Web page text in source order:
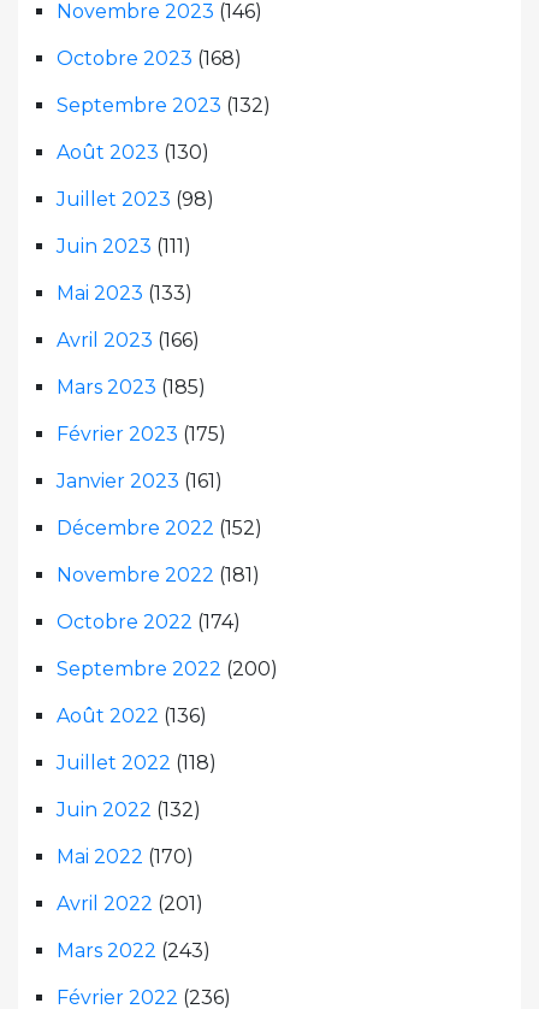
Novembre 2023 (146)
Octobre 2023 (168)
Septembre 2023 (132)
Août 2023 (130)
Juillet 2023 (98)
Juin 2023 (111)
Mai 2023 (133)
Avril 2023 (166)
Mars 2023 (185)
Février 2023 (175)
Janvier 2023 (161)
Décembre 2022 (152)
Novembre 2022 (181)
Octobre 2022 (174)
Septembre 2022 (200)
Août 2022 (136)
Juillet 2022 (118)
Juin 2022 (132)
Mai 2022 (170)
Avril 2022 (201)
Mars 2022 (243)
Février 2022 (236)